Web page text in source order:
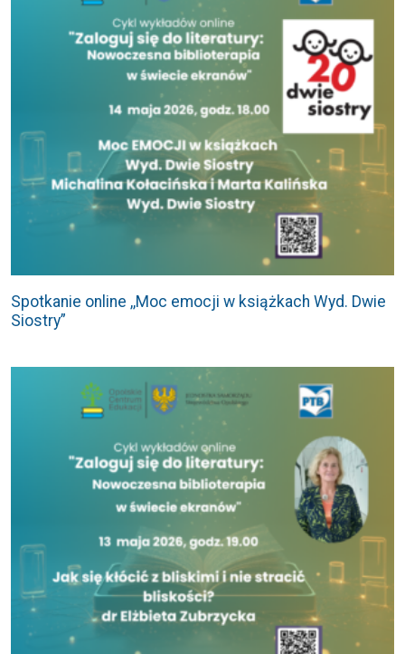
Spotkanie online ,,Moc emocji w książkach Wyd. Dwie
Siostry”